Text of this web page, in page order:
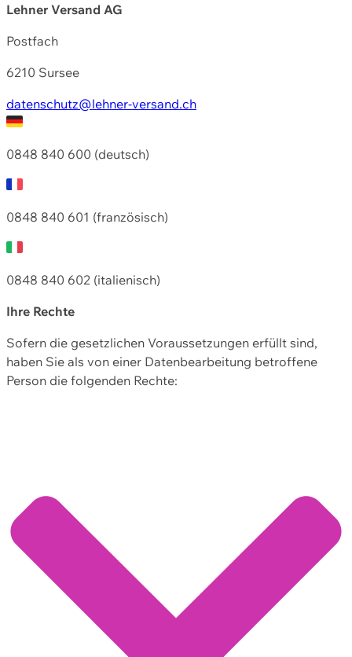
Lehner Versand AG
Postfach
6210 Sursee
datenschutz@lehner-versand.ch
0848 840 600 (deutsch)
0848 840 601 (französisch)
0848 840 602 (italienisch)
Ihre Rechte
Sofern die gesetzlichen Voraussetzungen erfüllt sind,
haben Sie als von einer Datenbearbeitung betroffene
Person die folgenden Rechte: